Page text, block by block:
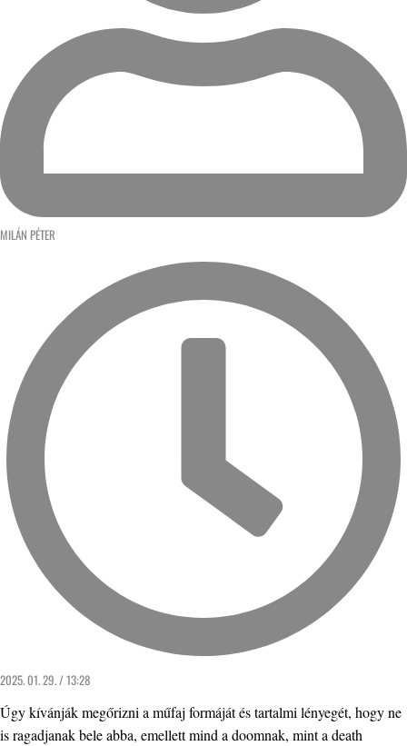
MILÁN PÉTER
2025. 01. 29. / 13:28
Úgy kívánják megőrizni a műfaj formáját és tartalmi lényegét, hogy ne
is ragadjanak bele abba, emellett mind a doomnak, mint a death